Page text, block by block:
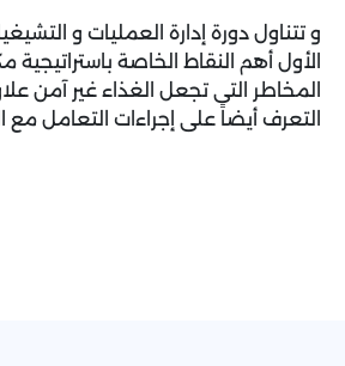
و تتناول دورة إدارة العمليات و
الأول أهم النقاط الخاصة باستراتيجية
المخاطر التى تجعل الغذاء غير آمن
التعرف أيضاً على إجراءات التعامل مع